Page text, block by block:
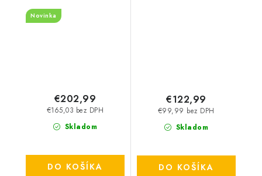
Novinka
Skladom
€165,03 bez DPH
€202,99
DO KOŠÍKA
Skladom
€99,99 bez DPH
€122,99
DO KOŠÍKA